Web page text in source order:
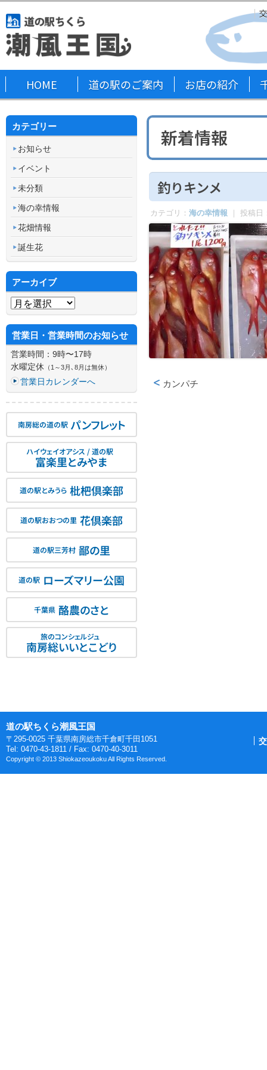
HOME 道の駅のご案内 お店の紹介
新着情報
釣りキンメ
カテゴリ： 海の幸情報 ｜ 投稿日
カンパチ
カテゴリー
お知らせ
イベント
未分類
海の幸情報
花畑情報
誕生花
アーカイブ
アーカイブ
営業日・営業時間のお知らせ
営業時間：9時〜17時
水曜定休 （1～3月､8月は無休）
営業日カレンダーへ
南房総の道の駅 パンフレット
ハイウェイオアシス / 道の駅
富楽里とみやま
道の駅とみうら 枇杷倶楽部
道の駅おおつの里 花倶楽部
道の駅三芳村 鄙の里
道の駅 ローズマリー公園
千葉県 酪農のさと
旅のコンシェルジュ
南房総いいとこどり
道の駅ちくら潮風王国
〒295-0025 千葉県南房総市千倉町千田1051
Tel: 0470-43-1811 / Fax: 0470-40-3011
Copyright © 2013 Shiokazeoukoku All Rights Reserved.